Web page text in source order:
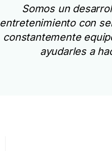
Somos un
entretenimiento con
constantemente
ayudarles a